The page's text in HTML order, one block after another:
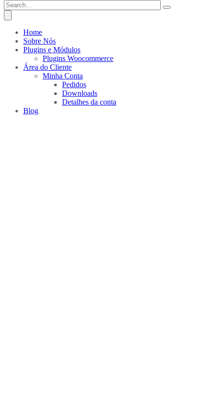
Home
Sobre Nós
Plugins e Módulos
Plugins Woocommerce
Área do Cliente
Minha Conta
Pedidos
Downloads
Detalhes da conta
Blog